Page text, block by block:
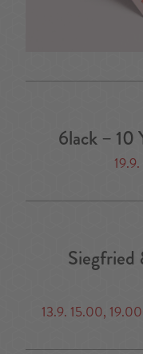
6lack – 10
Siegfried
13.9. 15.00,